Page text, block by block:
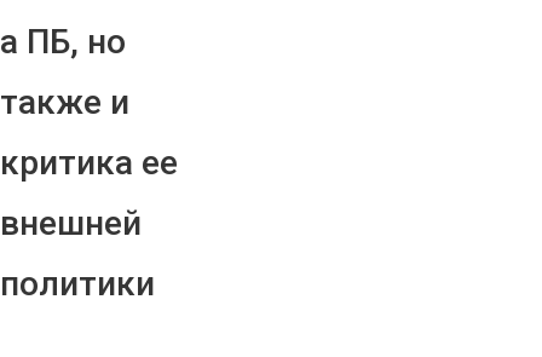
а ПБ, но
также и
критика ее
внешней
политики